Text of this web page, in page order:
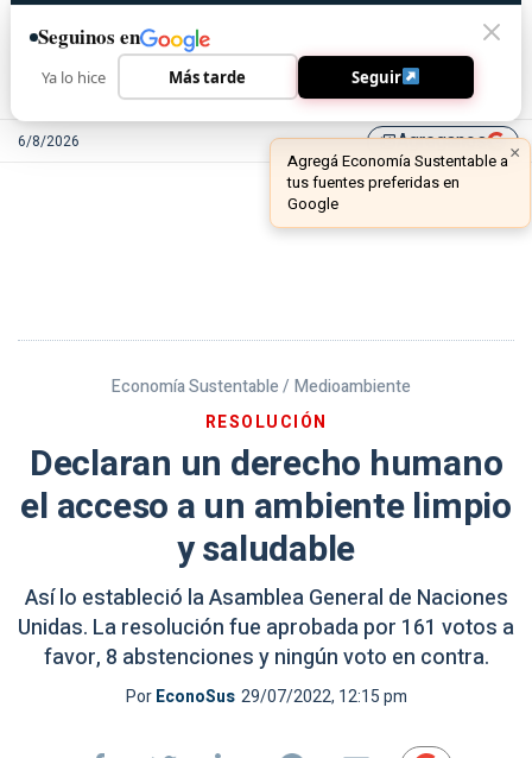
6/8/2026 library_addAgreganos
Economía Sustentable / Medioambiente
RESOLUCIÓN
Declaran un derecho humano
el acceso a un ambiente limpio
y saludable
Así lo estableció la Asamblea General de Naciones
Unidas. La resolución fue aprobada por 161 votos a
favor, 8 abstenciones y ningún voto en contra.
PorEconoSus 29/07/2022, 12:15 pm
Seguinos en
Ya lo hice Más tarde Seguir